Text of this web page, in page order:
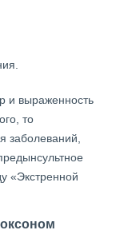
и выраженность
то
заболеваний,
«Экстренной